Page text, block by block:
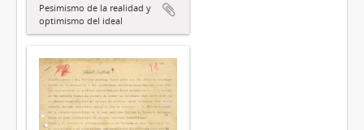
Pesimismo de la realidad y
optimismo del ideal